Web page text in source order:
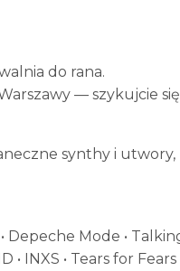
do rana.
— szykujcie
synthy i
Depeche Mode •
• INXS • Tears for